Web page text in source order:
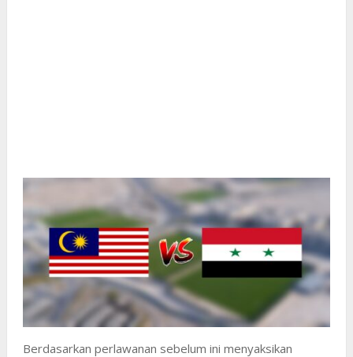
Berdasarkan perlawanan sebelum ini menyaksikan